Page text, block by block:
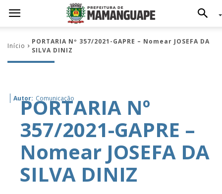
Início
PORTARIA Nº 357/2021-GAPRE – Nomear JOSEFA DA
SILVA DINIZ
Autor: Comunicação
PORTARIA Nº
357/2021-GAPRE –
Nomear JOSEFA DA
SILVA DINIZ